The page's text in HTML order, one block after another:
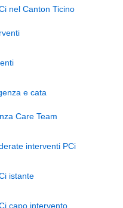
nel Canton Ticino
e cata
Care Team
interventi PCi
istante
capo intervento